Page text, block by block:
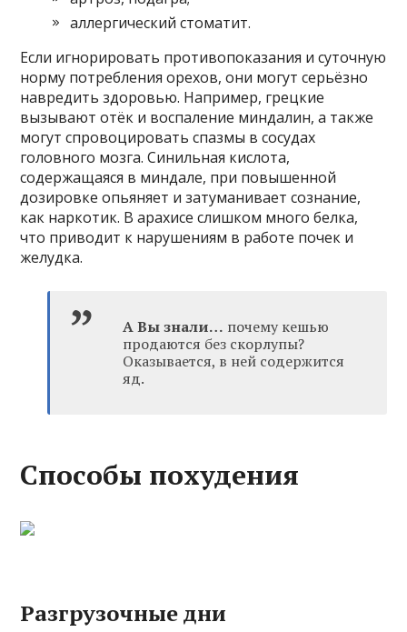
аллергический стоматит.
Если игнорировать противопоказания и суточную
норму потребления орехов, они могут серьёзно
навредить здоровью. Например, грецкие
вызывают отёк и воспаление миндалин, а также
могут спровоцировать спазмы в сосудах
головного мозга. Синильная кислота,
содержащаяся в миндале, при повышенной
дозировке опьяняет и затуманивает сознание,
как наркотик. В арахисе слишком много белка,
что приводит к нарушениям в работе почек и
желудка.
А Вы знали… почему кешью
продаются без скорлупы?
Оказывается, в ней содержится
яд.
Способы похудения
Разгрузочные дни